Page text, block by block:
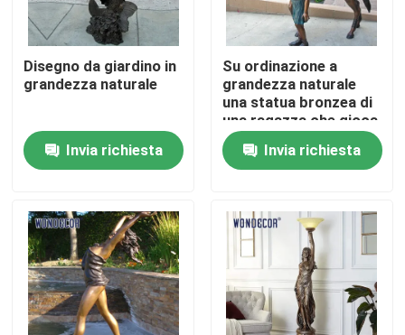
Casa
Prodotti
Fatory Tour
Controllo di qualità
Disegno da giardino in
grandezza naturale
Invia richiesta
Su ordinazione a
grandezza naturale
una statua bronzea di
una ragazza che gioca
con il suo amico del
cavalloInvia richiesta